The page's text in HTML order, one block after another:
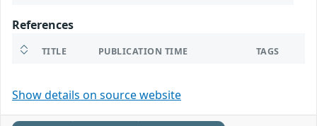
References
TITLE PUBLICATION TIME TAGS
Show details on source website